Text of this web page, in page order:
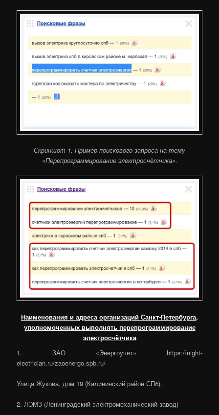
Скриншот 1. Пример поискового запроса на тему
«Перепрограммирование электросчётчика».
Наименования и адреса организаций Санкт-Петербурга,
уполномоченных выполнять перепрограммирование
электросчётчика
1. ЗАО «Энергоучет» https://night-
electrician.ru/zaoenergo.spb.ru/
Улица Жукова, дом 19 (Калининский район СПб).
2. ЛЭМЗ (Ленинградский электромеханический завод)